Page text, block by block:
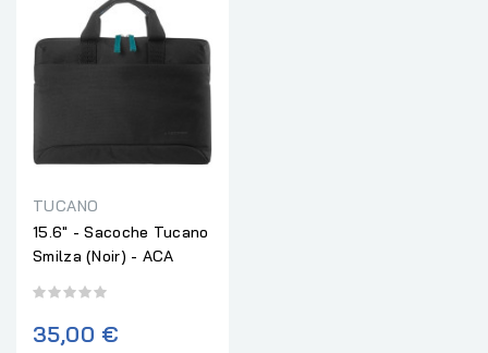
TUCANO
15.6" - Sacoche Tucano
Smilza (Noir) - ACA
35,00 €